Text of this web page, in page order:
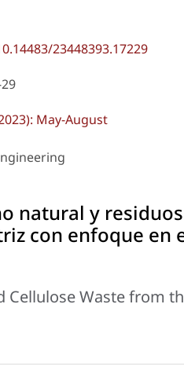
23448393.17229
May-August
natural y residuos
con enfoque en
Cellulose Waste from